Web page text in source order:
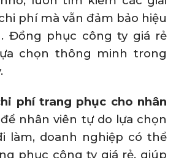
phí mà vẫn đảm bảo hiệu
Đồng phục công ty giá rẻ
chọn thông minh trong
phí trang phục cho nhân
nhân viên tự do lựa chọn
làm, doanh nghiệp có thể
phục công ty giá rẻ, giúp